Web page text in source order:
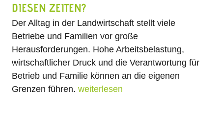
DIESEN ZEITEN?
Der Alltag in der Landwirtschaft stellt viele
Betriebe und Familien vor große
Herausforderungen. Hohe Arbeitsbelastung,
wirtschaftlicher Druck und die Verantwortung für
Betrieb und Familie können an die eigenen
Grenzen führen. weiterlesen